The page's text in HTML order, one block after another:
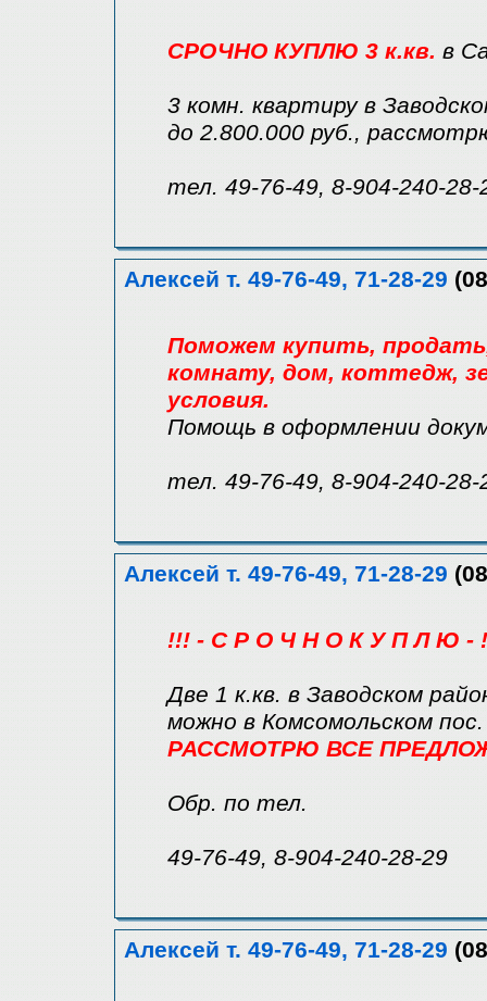
СРОЧНО КУПЛЮ 3 к.кв. в
3 комн. квартиру в
до 2.800.000 руб.,
тел. 49-76-49, 8-904-240-28-
Алексей т. 49-76-49, 71-28-29
Поможем купить,
комнату, дом, коттедж,
условия.
Помощь в оформлении
тел. 49-76-49, 8-904-240-28-
Алексей т. 49-76-49, 71-28-29
!!! - С Р О Ч Н О К У П Л Ю -
Две 1 к.кв. в Заводском
можно в Комсомольском пос.
РАССМОТРЮ ВСЕ
Обр. по тел.
49-76-49, 8-904-240-28-29
Алексей т. 49-76-49, 71-28-29